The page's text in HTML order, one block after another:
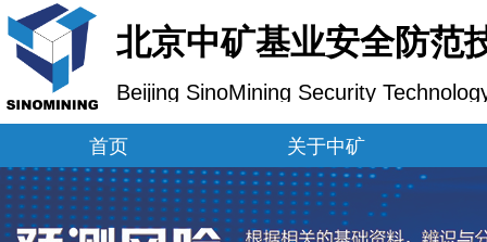
首页 关于中矿
北京中矿基业安全防范
Beijing SinoMining Security